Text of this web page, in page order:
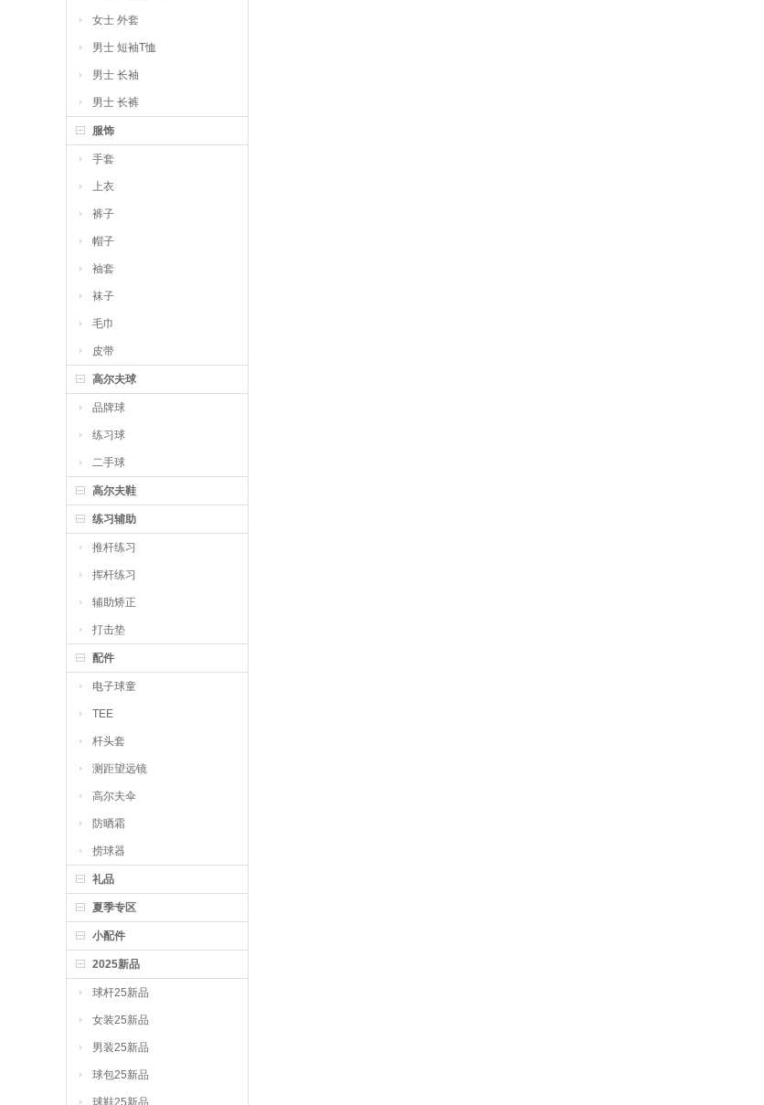
女士 外套
男士 短袖T恤
男士 长袖
男士 长裤
服饰
手套
上衣
裤子
帽子
袖套
袜子
毛巾
皮带
高尔夫球
品牌球
练习球
二手球
高尔夫鞋
练习辅助
推杆练习
挥杆练习
辅助矫正
打击垫
配件
电子球童
TEE
杆头套
测距望远镜
高尔夫伞
防晒霜
捞球器
礼品
夏季专区
小配件
2025新品
球杆25新品
女装25新品
男装25新品
球包25新品
球鞋25新品